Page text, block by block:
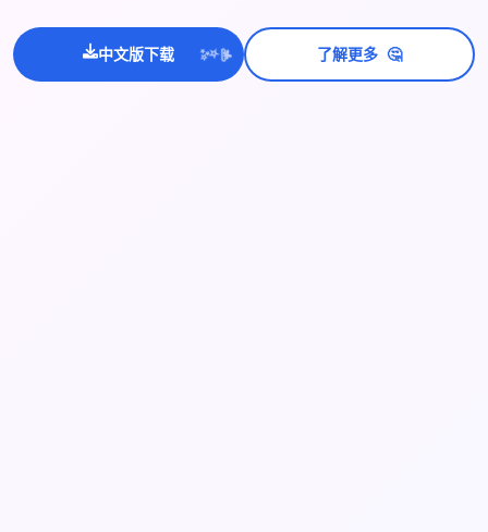
中文版下载 ✨⭐💫 了解更多 🤔